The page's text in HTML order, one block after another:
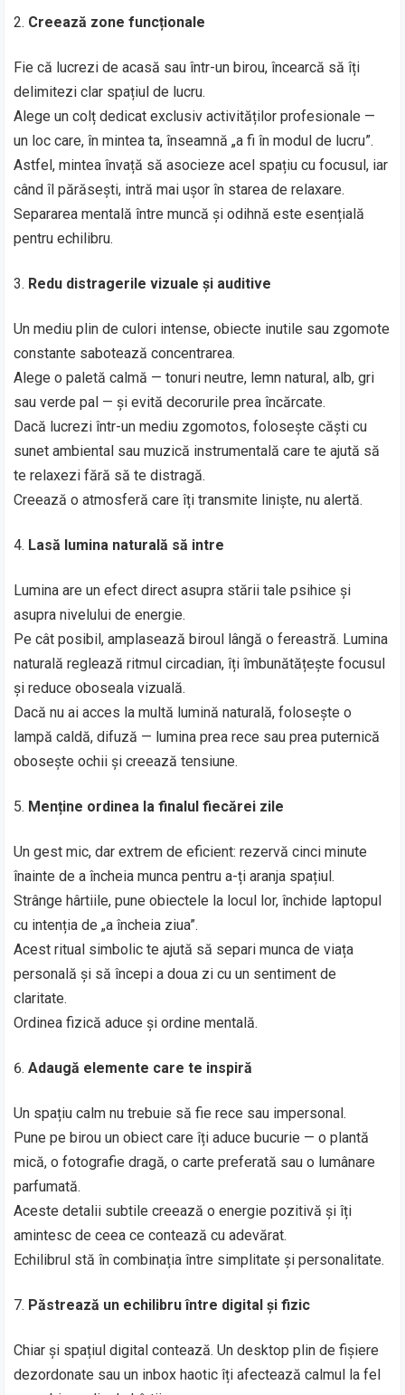
Creează zone funcționale
Fie că lucrezi de acasă sau într-un birou, încearcă să îți
delimitezi clar spațiul de lucru.
Alege un colț dedicat exclusiv activităților profesionale —
un loc care, în mintea ta, înseamnă „a fi în modul de lucru”.
Astfel, mintea învață să asocieze acel spațiu cu focusul, iar
când îl părăsești, intră mai ușor în starea de relaxare.
Separarea mentală între muncă și odihnă este esențială
pentru echilibru.
Redu distragerile vizuale și auditive
Un mediu plin de culori intense, obiecte inutile sau zgomote
constante sabotează concentrarea.
Alege o paletă calmă — tonuri neutre, lemn natural, alb, gri
sau verde pal — și evită decorurile prea încărcate.
Dacă lucrezi într-un mediu zgomotos, folosește căști cu
sunet ambiental sau muzică instrumentală care te ajută să
te relaxezi fără să te distragă.
Creează o atmosferă care îți transmite liniște, nu alertă.
Lasă lumina naturală să intre
Lumina are un efect direct asupra stării tale psihice și
asupra nivelului de energie.
Pe cât posibil, amplasează biroul lângă o fereastră. Lumina
naturală reglează ritmul circadian, îți îmbunătățește focusul
și reduce oboseala vizuală.
Dacă nu ai acces la multă lumină naturală, folosește o
lampă caldă, difuză — lumina prea rece sau prea puternică
obosește ochii și creează tensiune.
Menține ordinea la finalul fiecărei zile
Un gest mic, dar extrem de eficient: rezervă cinci minute
înainte de a încheia munca pentru a-ți aranja spațiul.
Strânge hârtiile, pune obiectele la locul lor, închide laptopul
cu intenția de „a încheia ziua”.
Acest ritual simbolic te ajută să separi munca de viața
personală și să începi a doua zi cu un sentiment de
claritate.
Ordinea fizică aduce și ordine mentală.
Adaugă elemente care te inspiră
Un spațiu calm nu trebuie să fie rece sau impersonal.
Pune pe birou un obiect care îți aduce bucurie — o plantă
mică, o fotografie dragă, o carte preferată sau o lumânare
parfumată.
Aceste detalii subtile creează o energie pozitivă și îți
amintesc de ceea ce contează cu adevărat.
Echilibrul stă în combinația între simplitate și personalitate.
Păstrează un echilibru între digital și fizic
Chiar și spațiul digital contează. Un desktop plin de fișiere
dezordonate sau un inbox haotic îți afectează calmul la fel